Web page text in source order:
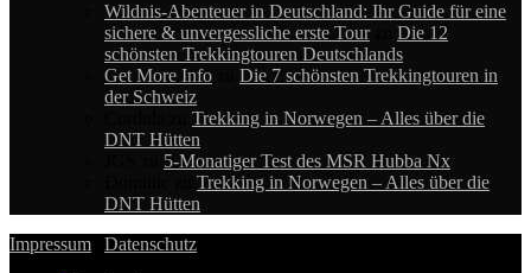
Wildnis-Abenteuer in Deutschland: Ihr Guide für eine
sichere & unvergessliche erste Tourzu Die 12
schönsten Trekkingtouren Deutschlands
Get More Info
Die 7 schönsten Trekkingtouren in
der Schweiz
Trekking in Norwegen – Alles über die
DNT Hütten
5-Monatiger Test des MSR Hubba Nx
Trekking in Norwegen – Alles über die
DNT Hütten
Impressum
Datenschutz